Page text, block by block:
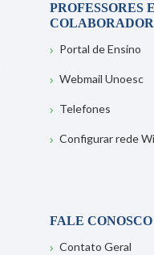
PROFESSORES E
Portal de Ensino
Webmail Unoesc
Telefones
Configurar rede
FALE CONOSCO
Contato Geral